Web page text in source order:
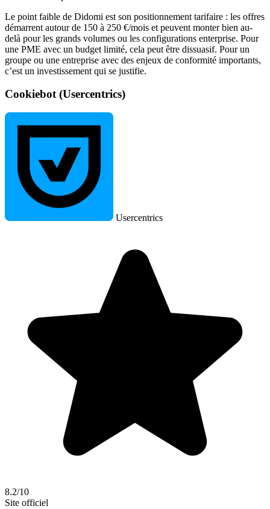
Le point faible de Didomi est son positionnement tarifaire : les offres
démarrent autour de 150 à 250 €/mois et peuvent monter bien au-
delà pour les grands volumes ou les configurations enterprise. Pour
une PME avec un budget limité, cela peut être dissuasif. Pour un
groupe ou une entreprise avec des enjeux de conformité importants,
c’est un investissement qui se justifie.
Cookiebot (Usercentrics)
Usercentrics
8.2/10
Site officiel